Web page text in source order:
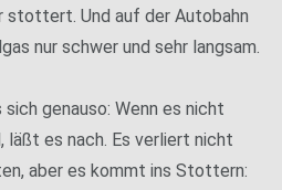
stottert. Und auf der Autobahn
nur schwer und sehr langsam.
genauso: Wenn es nicht
läßt es nach. Es verliert nicht
aber es kommt ins Stottern: